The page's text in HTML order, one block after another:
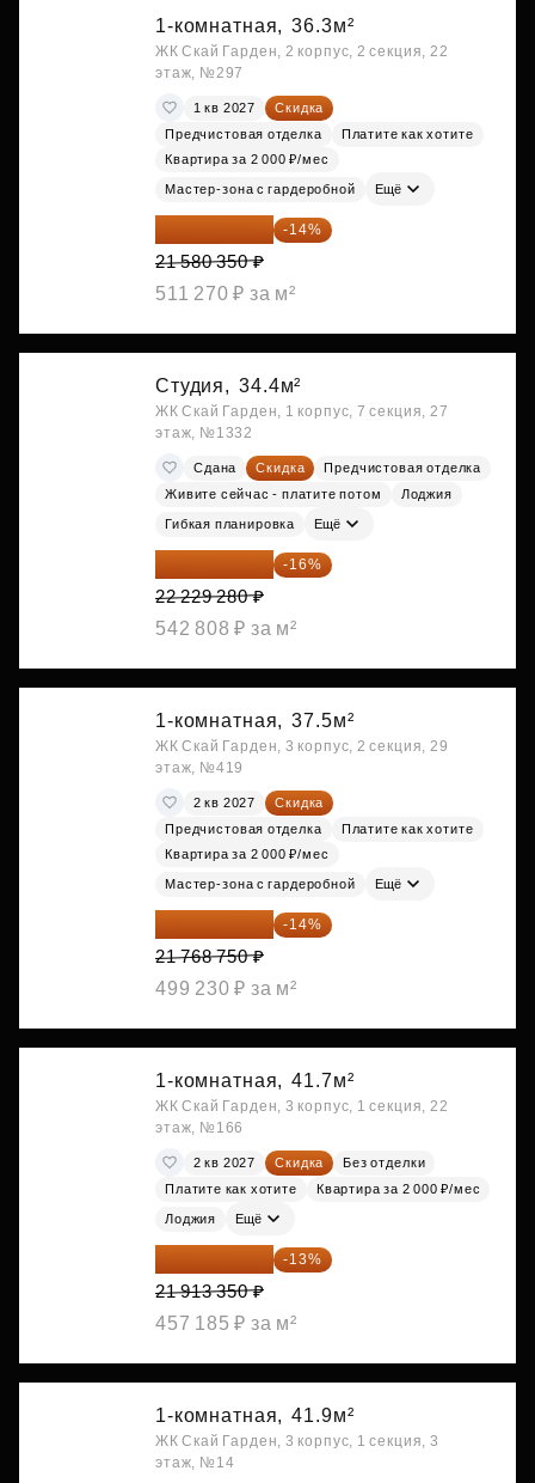
1-комнатная, 36.3м²
ЖК Скай Гарден, 2 корпус, 2 секция, 22
этаж, №297
1 кв 2027
Скидка
Предчистовая отделка
Платите как хотите
Квартира за 2 000 ₽/мес
Мастер-зона с гардеробной Ещё
18 559 101 ₽ -14%
21 580 350 ₽
511 270 ₽ за м²
Студия, 34.4м²
ЖК Скай Гарден, 1 корпус, 7 секция, 27
этаж, №1332
Сдана Скидка
Предчистовая отделка
Живите сейчас - платите потом
Лоджия
Гибкая планировка Ещё
18 672 595 ₽ -16%
22 229 280 ₽
542 808 ₽ за м²
1-комнатная, 37.5м²
ЖК Скай Гарден, 3 корпус, 2 секция, 29
этаж, №419
2 кв 2027
Скидка
Предчистовая отделка
Платите как хотите
Квартира за 2 000 ₽/мес
Мастер-зона с гардеробной Ещё
18 721 125 ₽ -14%
21 768 750 ₽
499 230 ₽ за м²
1-комнатная, 41.7м²
ЖК Скай Гарден, 3 корпус, 1 секция, 22
этаж, №166
2 кв 2027 Скидка
Без отделки
Платите как хотите
Квартира за 2 000 ₽/мес
Лоджия Ещё
19 064 615 ₽ -13%
21 913 350 ₽
457 185 ₽ за м²
1-комнатная, 41.9м²
ЖК Скай Гарден, 3 корпус, 1 секция, 3
этаж, №14